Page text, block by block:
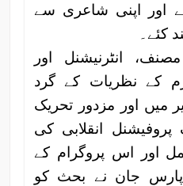
اور اپنی شاعری سے
کئے۔
انٹرنیشنل اور
کے نظریات کے گرد
میں اور مزدور تحریک
انقلابی کی
اور اس پروگرام کے
جان نے بحث کو